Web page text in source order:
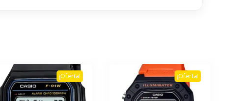
¡Oferta! ¡Oferta!